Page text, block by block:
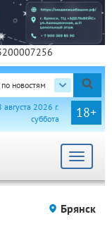
по новостям
18+
августа 2026 г.
суббота
Toggle
Брянск